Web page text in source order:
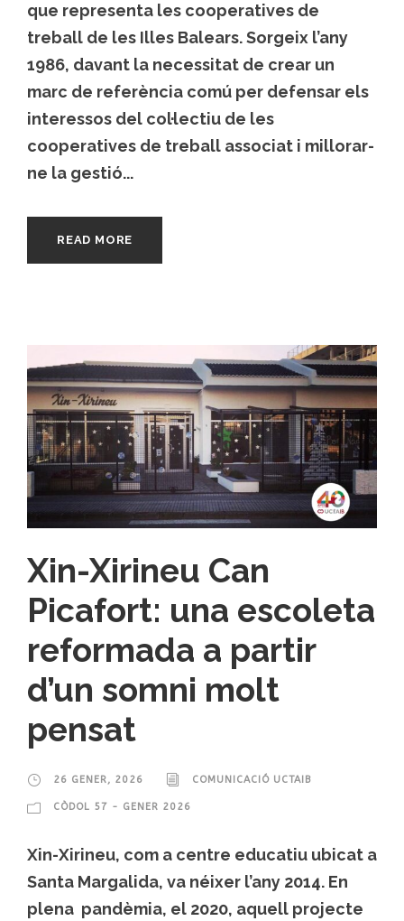
que representa les cooperatives de
treball de les Illes Balears. Sorgeix l’any
1986, davant la necessitat de crear un
marc de referència comú per defensar els
interessos del col·lectiu de les
cooperatives de treball associat i millorar-
ne la gestió...
READ MORE
Xin-Xirineu Can
Picafort: una escoleta
reformada a partir
d’un somni molt
pensat
26 GENER, 2026 COMUNICACIÓ UCTAIB
CÒDOL 57 - GENER 2026
Xin-Xirineu, com a centre educatiu ubicat a
Santa Margalida, va néixer l’any 2014. En
plena pandèmia, el 2020, aquell projecte